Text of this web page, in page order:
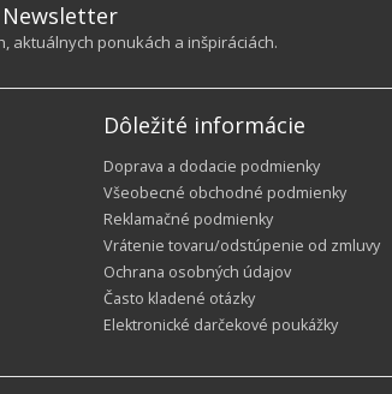
aktuálnych ponukách a inšpiráciách.
Dôležité informácie
Doprava a dodacie podmienky
Všeobecné obchodné podmienky
Reklamačné podmienky
Vrátenie tovaru/odstúpenie od zmluvy
Ochrana osobných údajov
Často kladené otázky
Elektronické darčekové poukážky